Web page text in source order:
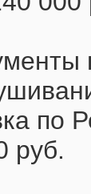
по
руб.